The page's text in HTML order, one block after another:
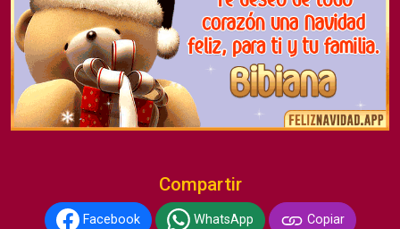
Compartir
Facebook WhatsApp Copiar